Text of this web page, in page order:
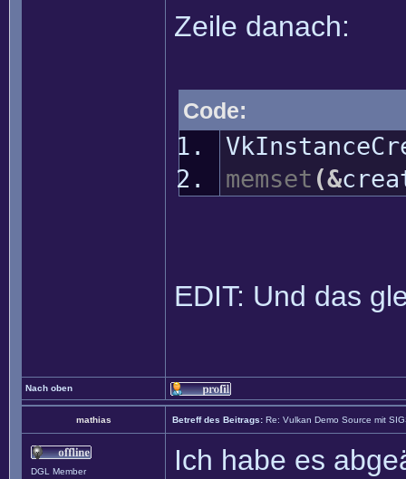
Zeile danach:
Code:
memset (&
EDIT: Und das
Nach oben
mathias Betreff des Beitrags: Re: Vulkan Demo Source mit
DGL Member
Ich habe es